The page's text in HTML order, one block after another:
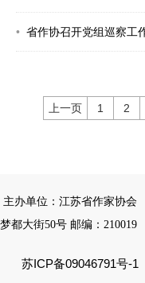
省作协召开党组巡察工
上一页 1 2
主办单位：江苏省作家协会
梦都大街50号 邮编：210019
苏ICP备09046791号-1